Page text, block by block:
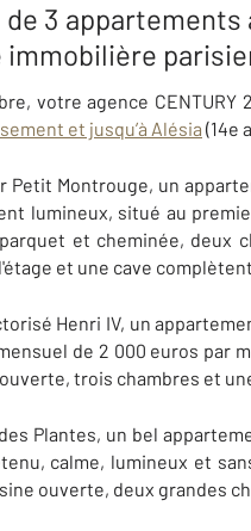
3 appartements
immobilière
votre agence CENTURY
et jusqu’à Alésia (14e
Montrouge, un
lumineux, situé au
et cheminée, deux
et une cave
Henri IV, un
de 2 000 euros par
trois chambres et une
Plantes, un bel
calme, lumineux et
ouverte, deux grandes